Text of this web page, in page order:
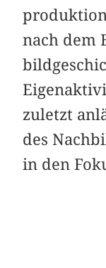
nach dem
zuletzt
des
in den